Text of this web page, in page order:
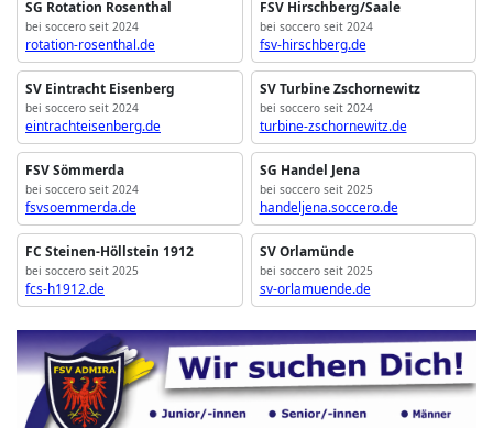
SG Rotation Rosenthal
bei soccero seit 2024
rotation-rosenthal.de
FSV Hirschberg/Saale
bei soccero seit 2024
fsv-hirschberg.de
SV Eintracht Eisenberg
bei soccero seit 2024
eintrachteisenberg.de
SV Turbine Zschornewitz
bei soccero seit 2024
turbine-zschornewitz.de
FSV Sömmerda
bei soccero seit 2024
fsvsoemmerda.de
SG Handel Jena
bei soccero seit 2025
handeljena.soccero.de
FC Steinen-Höllstein 1912
bei soccero seit 2025
fcs-h1912.de
SV Orlamünde
bei soccero seit 2025
sv-orlamuende.de